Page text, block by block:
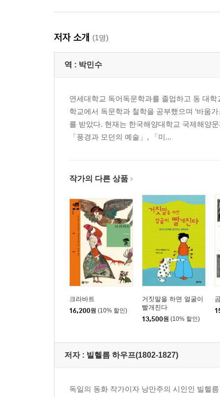
저자 소개 (1명)
역 : 박민수
연세대학교 독어독문학과를 졸업하고 동 대
학교에서 독문학과 철학을 공부했으며 ‘바움
를 받았다. 현재는 한국해양대학교 국제해양
「풍경과 모던의 예술」, 「미...
작가의 다른 상품
크라바트
16,200원 (10% 할인)
거짓말을 하면 얼굴이
빨개진다
13,500원 (10% 할인)
저자 : 빌헬름 하우프(1802-1827)
독일의 동화 작가이자 낭만주의 시인인 빌헬